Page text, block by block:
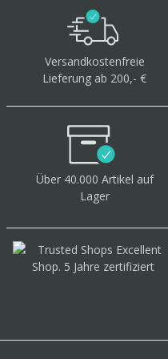
Versandkostenfreie
Lieferung ab 200,- €
Über 40.000 Artikel auf
Lager